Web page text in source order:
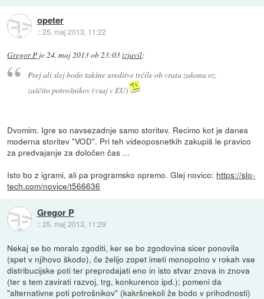
opeter
::25. maj 2013, 11:22
Gregor P je24. maj 2013 ob 23:03izjavil:
Prej ali slej bodo takšne ureditve trčile ob vrata zakona oz.
zaščito potrošnikov (vsaj v EU)
Dvomim. Igre so navsezadnje samo storitev. Recimo kot je danes
moderna storitev "VOD". Pri teh videoposnetkih zakupiš le pravico
za predvajanje za določen čas ...
Isto bo z igrami, ali pa programsko opremo. Glej novico: https://slo-
tech.com/novice/t566636
Gregor P
::25. maj 2013, 11:29
Nekaj se bo moralo zgoditi, ker se bo zgodovina sicer ponovila
(spet v njihovo škodo), če želijo zopet imeti monopolno v rokah vse
distribucijske poti ter preprodajati eno in isto stvar znova in znova
(ter s tem zavirati razvoj, trg, konkurenco ipd.); pomeni da
"alternativne poti potrošnikov" (kakršnekoli že bodo v prihodnosti)